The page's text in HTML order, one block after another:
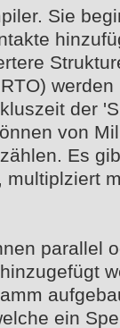
Sie
der
von
Es
multiplziert
parallel
ein